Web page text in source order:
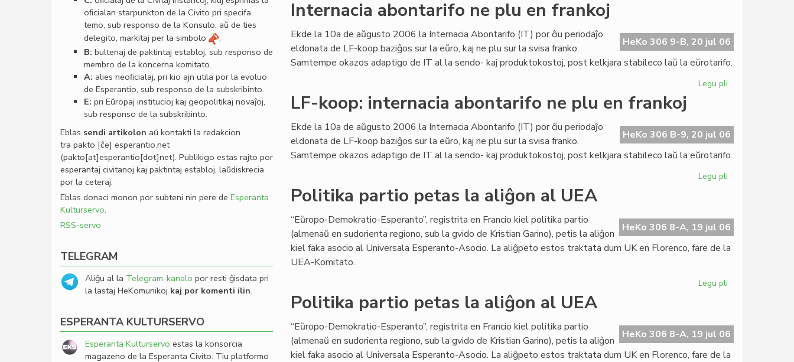
fermas
sian
unuan
Internacia abontarifo ne plu en frankoj
HeKo 306 9-B, 20 jul 06
Ekde la 10a de aŭgusto 2006 la Internacia Abontarifo (IT) por ĉiu periodaĵo
eldonata de LF-koop baziĝos sur la eŭro, kaj ne plu sur la svisa franko.
Samtempe okazos adaptigo de IT al la sendo- kaj produktokostoj, post kelkjara stabileco laŭ la eŭrotarifo.
Legu pli
plu
en
frankoj
LF-koop: internacia abontarifo ne plu en frankoj
HeKo 306 B-9, 20 jul 06
Ekde la 10a de aŭgusto 2006 la Internacia Abontarifo (IT) por ĉiu periodaĵo
eldonata de LF-koop baziĝos sur la eŭro, kaj ne plu sur la svisa franko.
Samtempe okazos adaptigo de IT al la sendo- kaj produktokostoj, post kelkjara stabileco laŭ la eŭrotarifo.
Legu pli
abontarifo
ne
plu
Politika partio petas la aliĝon al UEA
HeKo 306 8-A, 19 jul 06
“Eŭropo-Demokratio-Esperanto”, registrita en Francio kiel politika partio
(almenaŭ en sudorienta regiono, sub la gvido de Kristian Garino), petis la aliĝon
kiel faka asocio al Universala Esperanto-Asocio. La aliĝpeto estos traktata dum UK en Florenco, fare de la
UEA-Komitato.
Legu pli
la
aliĝon
al
Politika partio petas la aliĝon al UEA
HeKo 306 8-A, 19 jul 06
“Eŭropo-Demokratio-Esperanto”, registrita en Francio kiel politika partio
(almenaŭ en sudorienta regiono, sub la gvido de Kristian Garino), petis la aliĝon
kiel faka asocio al Universala Esperanto-Asocio. La aliĝpeto estos traktata dum UK en Florenco, fare de la
oﬁcialan starpunkton de la Civito pri specifa
temo, sub responso de la Konsulo, aŭ de ties
delegito, markitaj per la simbolo
.
B: bultenaj de paktintaj establoj, sub responso de
membro de la koncerna komitato.
A: alies neoﬁcialaj, pri kio ajn utila por la evoluo
de Esperantio, sub responso de la subskribinto.
E: pri Eŭropaj institucioj kaj geopolitikaj novaĵoj,
sub responso de la subskribinto.
Eblas sendi artikolon aŭ kontakti la redakcion
tra pakto [ĉe] esperantio.net
(pakto[at]esperantio[dot]net). Publikigo estas rajto por
esperantaj civitanoj kaj paktintaj establoj, laŭdiskrecia
por la ceteraj.
Eblas donaci monon por subteni nin pere de Esperanta
Kulturservo.
RSS-servo
TELEGRAM
Aliĝu al la Telegram-kanalo por resti ĝisdata pri
la lastaj HeKomunikoj kaj por komenti ilin.
ESPERANTA KULTURSERVO
Esperanta Kulturservo estas la konsorcia
magazeno de la Esperanta Civito. Tiu platformo